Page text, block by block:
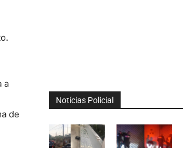
a
de
Notícias Policial